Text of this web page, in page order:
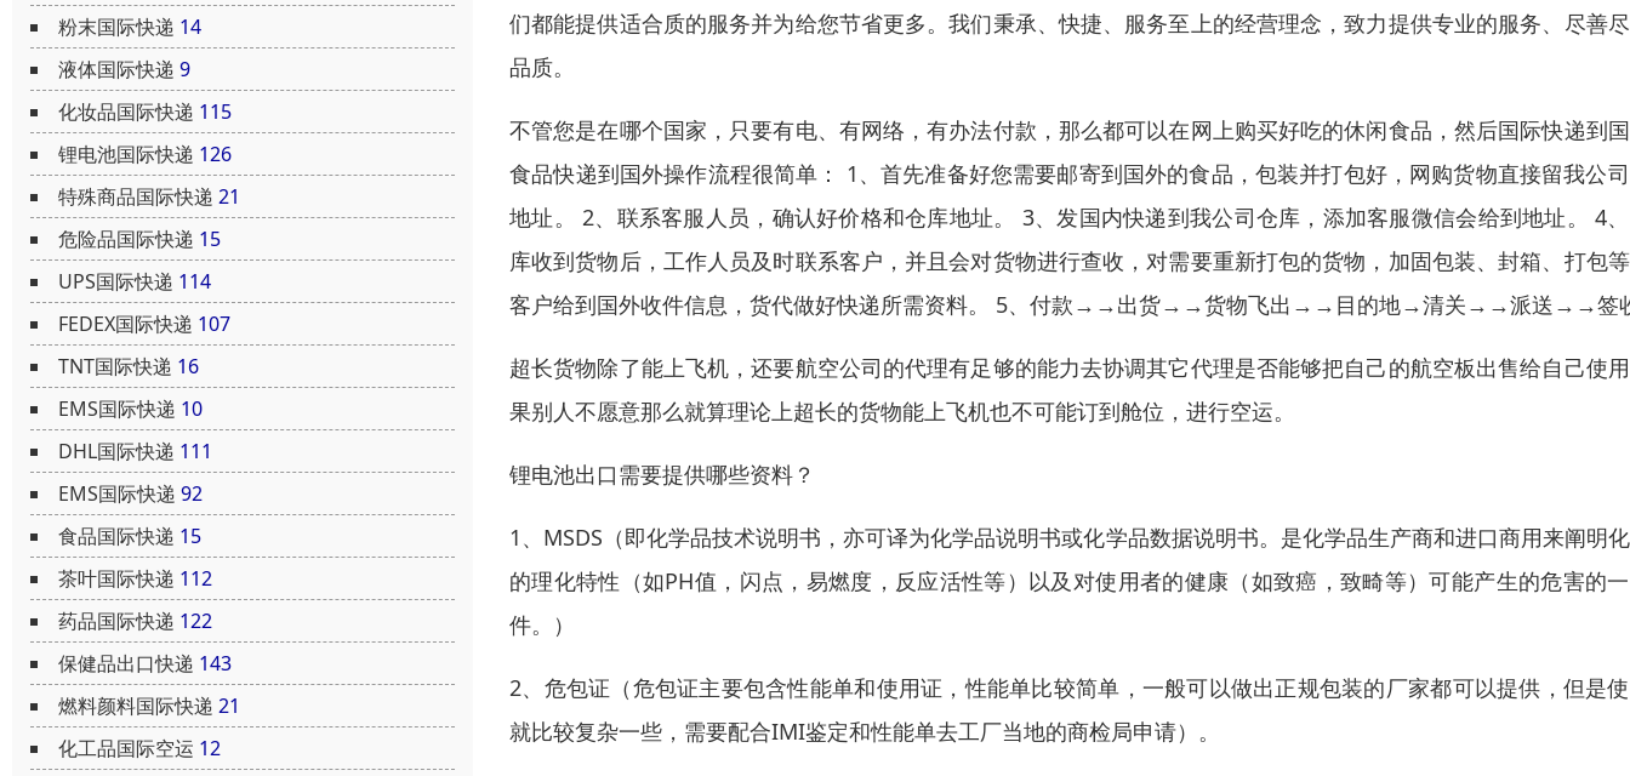
粉末国际快递 14
液体国际快递 9
化妆品国际快递 115
锂电池国际快递 126
特殊商品国际快递 21
危险品国际快递 15
UPS国际快递 114
FEDEX国际快递 107
TNT国际快递 16
EMS国际快递 10
DHL国际快递 111
EMS国际快递 92
食品国际快递 15
茶叶国际快递 112
药品国际快递 122
保健品出口快递 143
燃料颜料国际快递 21
化工品国际空运 12
们都能提供适合质的服务并为给您节省更多。我们秉承、快捷、服务至上的经营理念，致力提供专业的服务、尽善
品质。
不管您是在哪个国家，只要有电、有网络，有办法付款，那么都可以在网上购买好吃的休闲食品，然后国际快递到
食品快递到国外操作流程很简单： 1、首先准备好您需要邮寄到国外的食品，包装并打包好，网购货物直接留我公
地址。 2、联系客服人员，确认好价格和仓库地址。 3、发国内快递到我公司仓库，添加客服微信会给到地址。 4
库收到货物后，工作人员及时联系客户，并且会对货物进行查收，对需要重新打包的货物，加固包装、封箱、打包
客户给到国外收件信息，货代做好快递所需资料。 5、付款→→出货→→货物飞出→→目的地→清关→→派送→→签
超长货物除了能上飞机，还要航空公司的代理有足够的能力去协调其它代理是否能够把自己的航空板出售给自己使
果别人不愿意那么就算理论上超长的货物能上飞机也不可能订到舱位，进行空运。
锂电池出口需要提供哪些资料？
1、MSDS（即化学品技术说明书，亦可译为化学品说明书或化学品数据说明书。是化学品生产商和进口商用来阐明
的理化特性（如PH值，闪点，易燃度，反应活性等）以及对使用者的健康（如致癌，致畸等）可能产生的危害的
件。）
2、危包证（危包证主要包含性能单和使用证，性能单比较简单，一般可以做出正规包装的厂家都可以提供，但是
就比较复杂一些，需要配合IMI鉴定和性能单去工厂当地的商检局申请）。